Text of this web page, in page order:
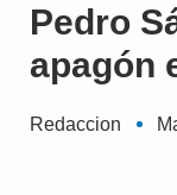
Pedro
apagón
Redaccion